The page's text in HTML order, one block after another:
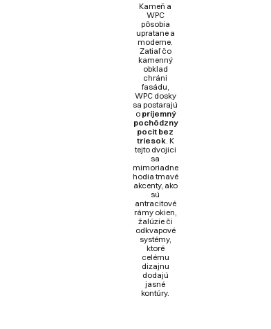
Kameň a
WPC
pôsobia
upratane a
moderne.
Zatiaľ čo
kamenný
obklad
chráni
fasádu,
WPC dosky
sa postarajú
o príjemný
pochôdzny
pocit bez
triesok. K
tejto dvojici
sa
mimoriadne
hodia tmavé
akcenty, ako
sú
antracitové
rámy okien,
žalúzie či
odkvapové
systémy,
ktoré
celému
dizajnu
dodajú
jasné
kontúry.